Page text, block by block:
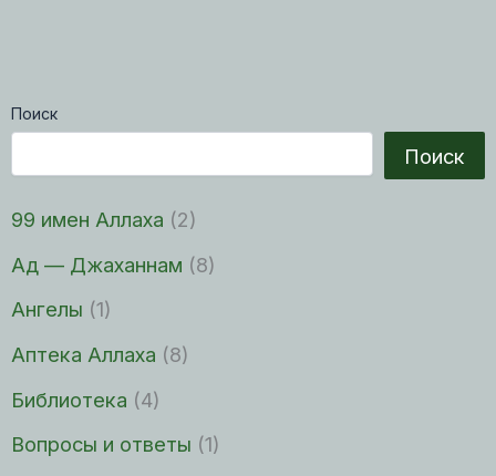
Поиск
Поиск
99 имен Аллаха (2)
Ад — Джаханнам (8)
Ангелы (1)
Аптека Аллаха (8)
Библиотека (4)
Вопросы и ответы (1)